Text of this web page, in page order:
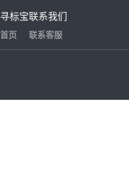
寻标宝
首页
联系我们
联系客服